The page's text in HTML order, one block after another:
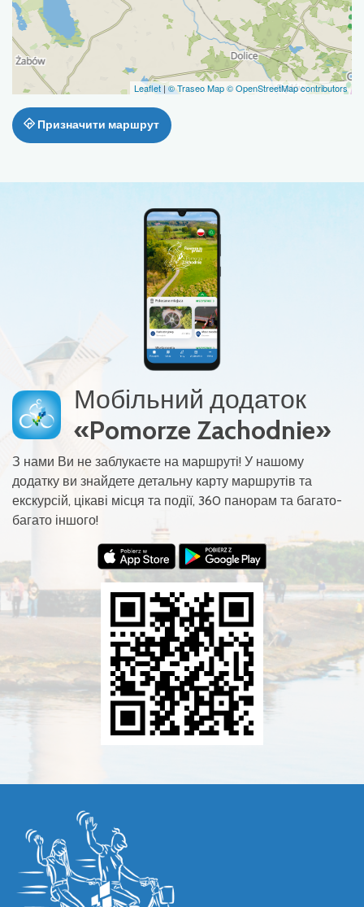
Leaflet|© Traseo Map© OpenStreetMap contributors
Призначити маршрут
Мобільний додаток
«Pomorze Zachodnie»
З нами Ви не заблукаєте на маршруті! У нашому
додатку ви знайдете детальну карту маршрутів та
екскурсій, цікаві місця та події, 360 панорам та багато-
багато іншого!